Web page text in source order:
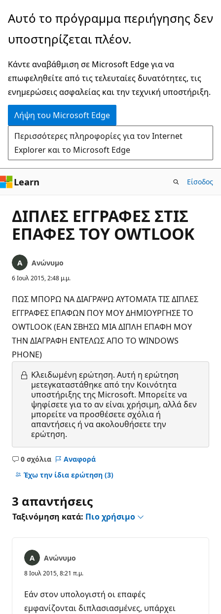
Παράλειψη
μετάβαση
κύριο
περιεχόμενο
Αυτό το πρόγραμμα περιήγησης δεν
υποστηρίζεται πλέον.
Κάντε αναβάθμιση σε Microsoft Edge για να
επωφεληθείτε από τις τελευταίες δυνατότητες, τις
ενημερώσεις ασφαλείας και την τεχνική υποστήριξη.
Λήψη του Microsoft Edge
Περισσότερες πληροφορίες για τον Internet
Explorer και το Microsoft Edge
Learn Είσοδος
ΔΙΠΛΕΣ ΕΓΓΡΑΦΕΣ ΣΤΙΣ
ΕΠΑΦΕΣ ΤΟΥ OWTLOOK
Ανώνυμο
6 Ιουλ 2015, 2:48 μ.μ.
ΠΩΣ ΜΠΟΡΩ ΝΑ ΔΙΑΓΡΑΨΩ ΑΥΤΟΜΑΤΑ ΤΙΣ ΔΙΠΛΕΣ
ΕΓΓΡΑΦΕΣ ΕΠΑΦΩΝ ΠΟΥ ΜΟΥ ΔΗΜΙΟΥΡΓΗΣΕ ΤΟ
OWTLOOK (ΕΑΝ ΣΒΗΣΩ ΜΙΑ ΔΙΠΛΗ ΕΠΑΦΗ ΜΟΥ
ΤΗΝ ΔΙΑΓΡΑΦΗ ΕΝΤΕΛΩΣ ΑΠΟ ΤΟ WINDOWS
PHONE)
Κλειδωμένη ερώτηση. Αυτή η ερώτηση
μετεγκαταστάθηκε από την Κοινότητα
υποστήριξης της Microsoft. Μπορείτε να
ψηφίσετε για το αν είναι χρήσιμη, αλλά δεν
μπορείτε να προσθέσετε σχόλια ή
απαντήσεις ή να ακολουθήσετε την
ερώτηση.
0 σχόλια
Κανένα
σχόλιο
Αναφορά
Έχω την ίδια ερώτηση (3)
3 απαντήσεις
Ταξινόμηση κατά: Πιο χρήσιμο
Ανώνυμο
8 Ιουλ 2015, 8:21 π.μ.
Εάν στον υπολογιστή οι επαφές
εμφανίζονται διπλασιασμένες, υπάρχει